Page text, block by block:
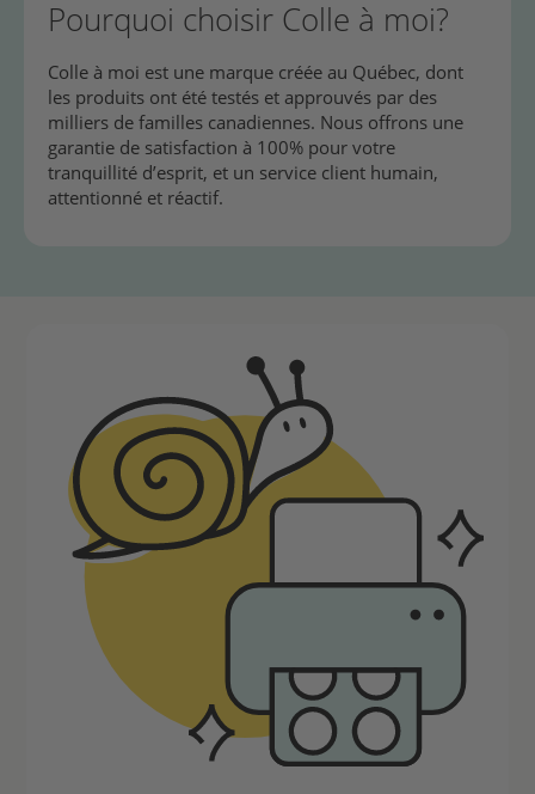
Pourquoi choisir Colle à moi?
Colle à moi est une marque créée au Québec, dont
les produits ont été testés et approuvés par des
milliers de familles canadiennes. Nous offrons une
garantie de satisfaction à 100% pour votre
tranquillité d’esprit, et un service client humain,
attentionné et réactif.